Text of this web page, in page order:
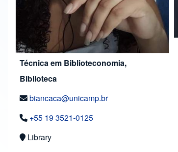
Técnica em Biblioteconomia,
Biblioteca
biancaca@unicamp.br
+55 19 3521-0125
Library